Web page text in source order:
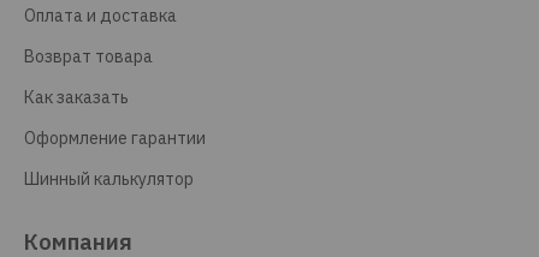
Оплата и доставка
Возврат товара
Как заказать
Оформление гарантии
Шинный калькулятор
Компания